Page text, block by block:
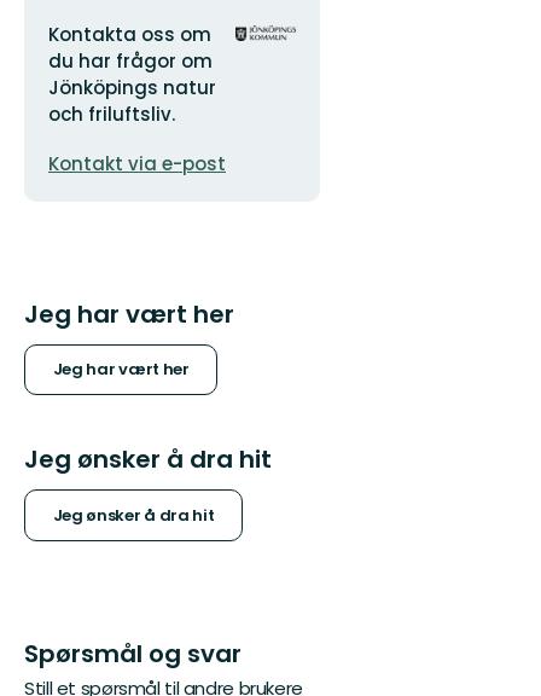
Adresse
Kontakta oss om
du har frågor om
Jönköpings natur
och friluftsliv.
postadresse
Kontakt via e-post
Organisasjonens
Jeg har vært her
Jeg har vært her
Jeg ønsker å dra hit
Jeg ønsker å dra hit
Spørsmål og svar
Still et spørsmål til andre brukere